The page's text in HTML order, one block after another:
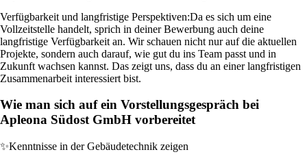
Verfügbarkeit und langfristige Perspektiven:Da es sich um eine
Vollzeitstelle handelt, sprich in deiner Bewerbung auch deine
langfristige Verfügbarkeit an. Wir schauen nicht nur auf die aktuellen
Projekte, sondern auch darauf, wie gut du ins Team passt und in
Zukunft wachsen kannst. Das zeigt uns, dass du an einer langfristigen
Zusammenarbeit interessiert bist.
Wie man sich auf ein Vorstellungsgespräch bei
Apleona Südost GmbH vorbereitet
✨Kenntnisse in der Gebäudetechnik zeigen